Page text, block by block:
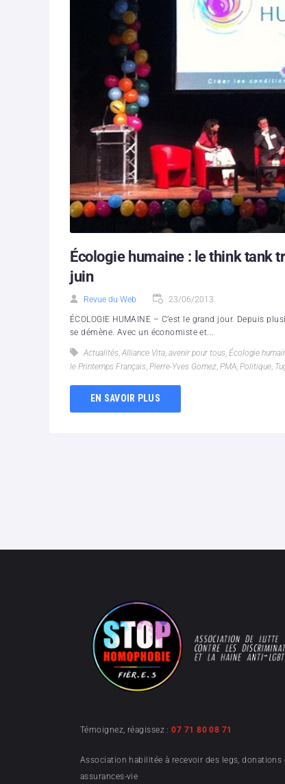
Écologie humaine : le think tank
juin
Revue du Web 23/06/2013
ÉCOLOGIE HUMAINE – C’est le grand jour. Depuis
se démène. Avec un économiste et...
Actualités Alliance Vita avenir pour tous Écologie
le Printemps Français Pierre-Yves Gomez PMA Politique
EN SAVOIR PLUS
Témoignez, réagissez :07 71 80 08 71
Association habilitée à recevoir des legs, donations
assurances-vie